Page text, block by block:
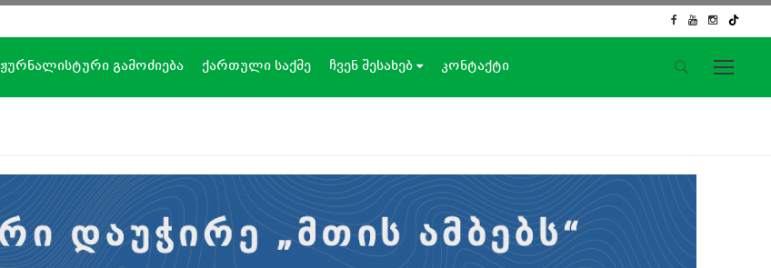
საიტის მენიუ
ჟურნალისტური გამოძიება
ქართული საქმე
ჩვენ შესახებ
კონტაქტი
ჟურნალისტური გამოძიება ქართული საქმე ჩვენ შესახებ კონტაქტი